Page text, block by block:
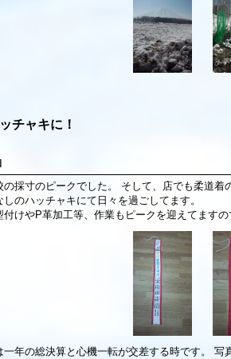
チャキに！
の採寸のピークでした。 そして、店でも柔道
のハッチャキにて日々を過ごしてます。
付けやP革加工等、作業もピークを迎えてます
一年の総決算と心機一転が交差する時です。